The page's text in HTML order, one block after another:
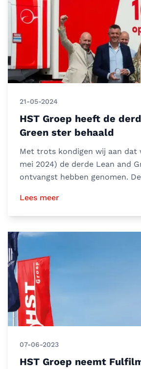
21-05-2024
HST Groep heeft de
Green ster behaald
Met trots kondigen wij aan dat
mei 2024) de derde Lean and
ontvangst hebben genomen.
Lees meer
07-06-2023
HST Groep neemt